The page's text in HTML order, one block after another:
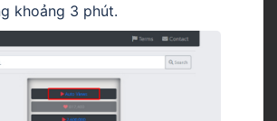
khoảng 3 phút.